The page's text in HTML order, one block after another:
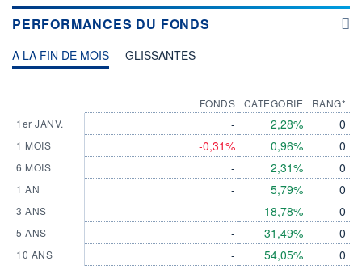
PERFORMANCES DU FONDS
A LA FIN DE MOIS GLISSANTES
1er JANV.
1 MOIS
6 MOIS
1 AN
3 ANS
5 ANS
10 ANS
FONDS
-
-0,31%
-
-
-
-
-
CATEGORIE
2,28%
0,96%
2,31%
5,79%
18,78%
31,49%
54,05%
RANG*
0
0
0
0
0
0
0